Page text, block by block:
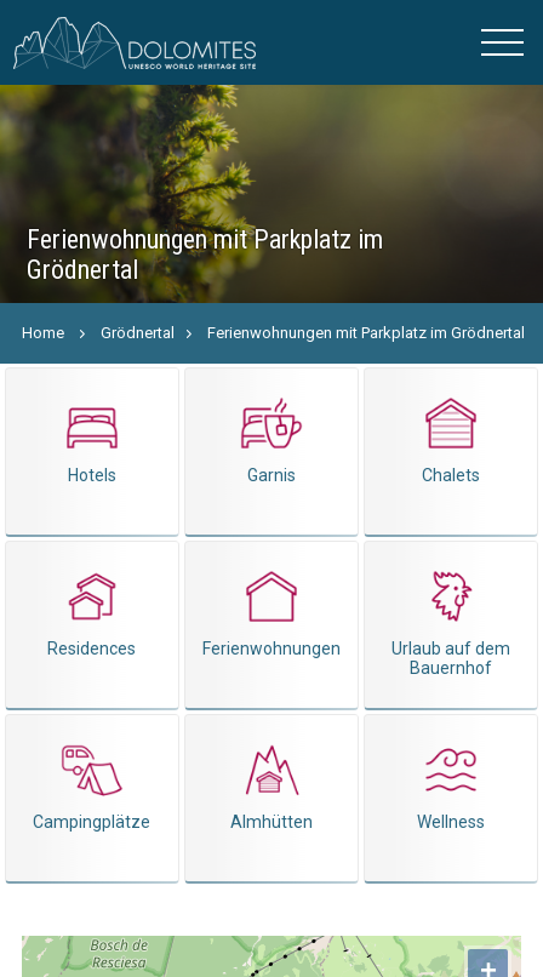
Ferienwohnungen mit Parkplatz im
Grödnertal
Home Grödnertal Ferienwohnungen mit Parkplatz im Grödnertal
Hotels Garnis Chalets
Residences Ferienwohnungen
Urlaub auf dem
Bauernhof
Campingplätze Almhütten Wellness
+